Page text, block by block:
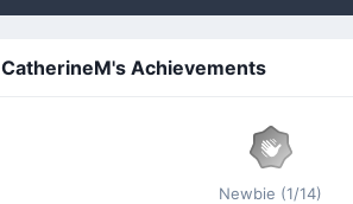
CatherineM's Achievements
Newbie (1/14)